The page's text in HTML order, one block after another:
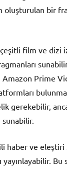
oluşturulan bir
çeşitli film ve dizi
Amazon Prime
gerekebilir,
haber ve
yayınlayabilir.